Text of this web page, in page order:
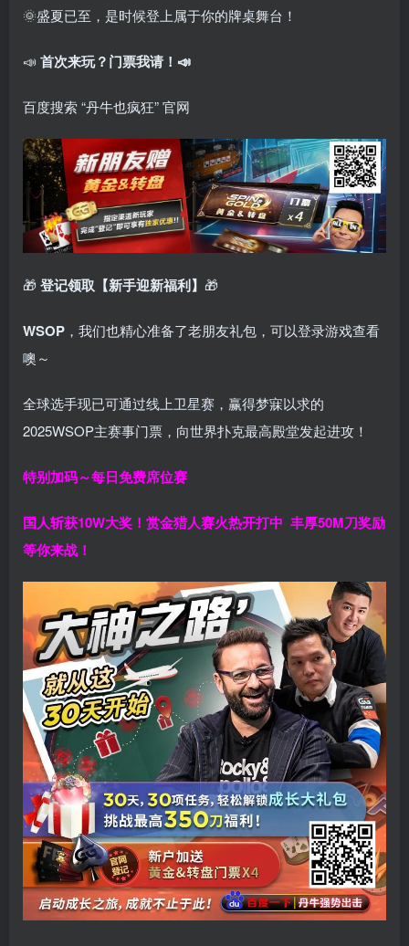
🌞盛夏已至，是时候登上属于你的牌桌舞台！
📣 首次来玩？门票我请！📣
百度搜索 “丹牛也疯狂” 官网
🎁 登记领取【新手迎新福利】 🎁
WSOP ，我们也精心准备了老朋友礼包，可以登录游戏查看
噢～
全球选手现已可通过线上卫星赛，赢得梦寐以求的
2025WSOP主赛事门票，向世界扑克最高殿堂发起进攻！
特别加码～每日免费席位赛
国人斩获10W大奖！ 赏金猎人赛火热开打中 丰厚50M刀奖励
等你来战！